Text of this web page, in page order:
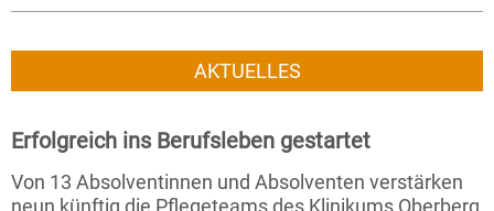
AKTUELLES
Erfolgreich ins Berufsleben gestartet
Von 13 Absolventinnen und Absolventen verstärken
neun künftig die Pflegeteams des Klinikums Oberberg